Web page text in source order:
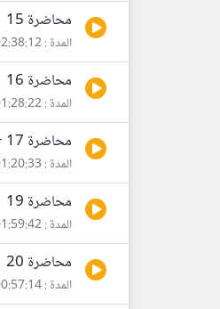
محاضرة 15
المدة : 02:38:12
محاضرة 16
المدة : 01:28:22
محاضرة 17 + 18
المدة : 01:20:33
محاضرة 19
المدة : 01:59:42
محاضرة 20
المدة : 00:57:14